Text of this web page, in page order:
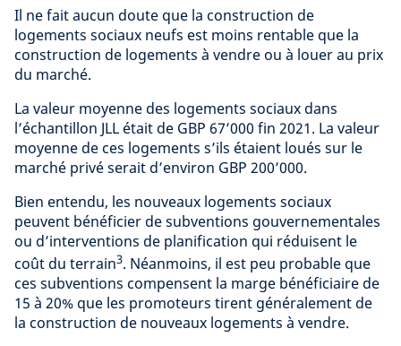
Il ne fait aucun doute que la construction de
logements sociaux neufs est moins rentable que la
construction de logements à vendre ou à louer au prix
du marché.
La valeur moyenne des logements sociaux dans
l’échantillon JLL était de GBP 67’000 fin 2021. La valeur
moyenne de ces logements s’ils étaient loués sur le
marché privé serait d’environ GBP 200’000.
Bien entendu, les nouveaux logements sociaux
peuvent bénéficier de subventions gouvernementales
ou d’interventions de planification qui réduisent le
coût du terrain3. Néanmoins, il est peu probable que
ces subventions compensent la marge bénéficiaire de
15 à 20% que les promoteurs tirent généralement de
la construction de nouveaux logements à vendre.